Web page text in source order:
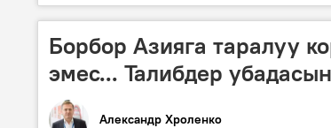
депутат
кайрылуу
Борбор Азияга таралуу
эмес... Талибдер
Александр Хроленко